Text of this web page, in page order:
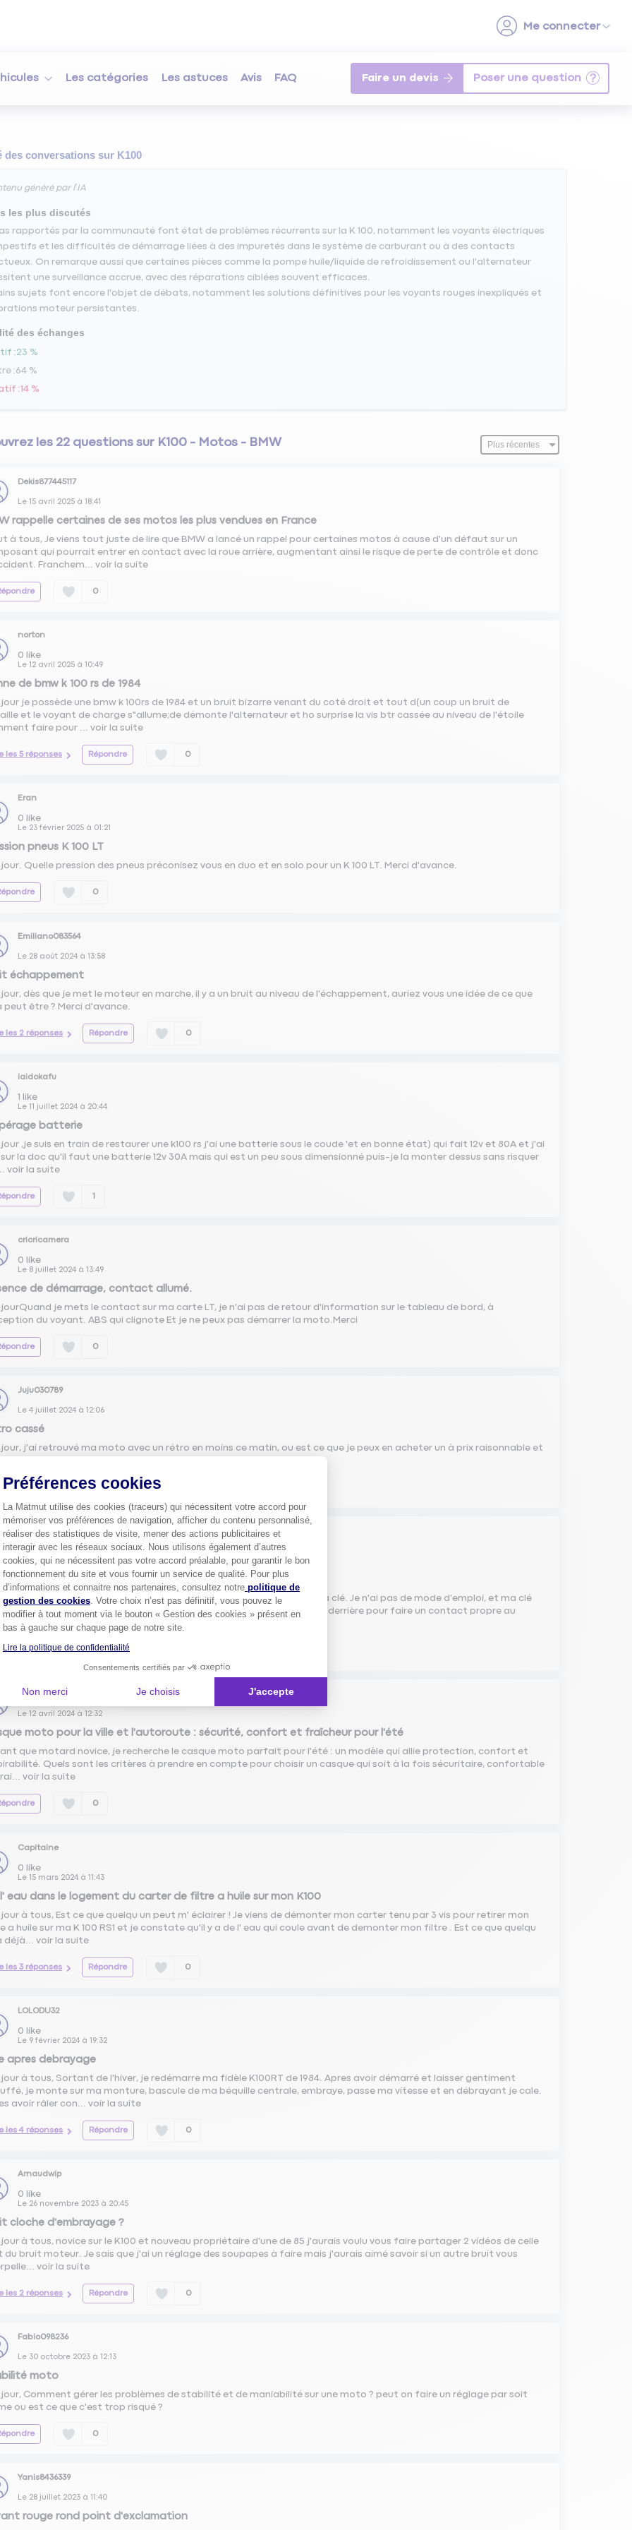
Les catégories Les astuces Avis FAQ Faire un devis
des conversations sur K100
généré par l’IA
les plus discutés
rapportés par la communauté font état de problèmes récurrents sur la K 100, notamment les voyants électriques
et les difficultés de démarrage liées à des impuretés dans le système de carburant ou à des contacts
On remarque aussi que certaines pièces comme la pompe huile/liquide de refroidissement ou l'alternateur
une surveillance accrue, avec des réparations ciblées souvent efficaces.
sujets font encore l'objet de débats, notamment les solutions définitives pour les voyants rouges inexpliqués et
moteur persistantes.
des échanges
23 %
64 %
14 %
les 22 questions sur K100 - Motos - BMW
Dekis877445117
Le15 avril 2025 à18:41
rappelle certaines de ses motos les plus vendues en France
à tous, Je viens tout juste de lire que BMW a lancé un rappel pour certaines motos à cause d'un défaut sur un
qui pourrait entrer en contact avec la roue arrière, augmentant ainsi le risque de perte de contrôle et donc
Franchem...voir la suite
0
norton
0 like
Le12 avril 2025 à10:49
de bmw k 100 rs de 1984
je possède une bmw k 100rs de 1984 et un bruit bizarre venant du coté droit et tout d(un coup un bruit de
et le voyant de charge s"allume;de démonte l'alternateur et ho surprise la vis btr cassée au niveau de l'étoile
faire pour ...voir la suite
les 5 réponses Répondre 0
Eran
0 like
Le 23 février 2025 à 01:21
pneus K 100 LT
Quelle pression des pneus préconisez vous en duo et en solo pour un K 100 LT. Merci d'avance.
0
Emiliano083564
Le 28 août 2024 à13:58
échappement
dès que je met le moteur en marche, il y a un bruit au niveau de l'échappement, auriez vous une idée de ce que
peut être ? Merci d'avance.
les 2 réponses Répondre 0
iaidokafu
1 like
Le11 juillet 2024 à 20:44
batterie
,je suis en train de restaurer une k100 rs j'ai une batterie sous le coude 'et en bonne état) qui fait 12v et 80A et j'ai
sur la doc qu'il faut une batterie 12v 30A mais qui est un peu sous dimensionné puis-je la monter dessus sans risquer
voir la suite
1
cricricamera
0 like
Le 8 juillet 2024 à13:49
de démarrage, contact allumé.
je mets le contact sur ma carte LT, je n'ai pas de retour d'information sur le tableau de bord, à
du voyant. ABS qui clignote Et je ne peux pas démarrer la moto.Merci
0
Juju030789
Le4 juillet 2024 à12:06
cassé
j'ai retrouvé ma moto avec un rétro en moins ce matin, ou est ce que je peux en acheter un à prix raisonnable et
que c'est facile de le remplacer ? merci
les 3 réponses Répondre
Chabit
0like
Le24 mai 2024à20:24
à clé
Savez-vous quels sont les fils connectés à chaque positions de la clé. Je n'ai pas de mode d'emploi, et ma clé
ne tourne pas dans le contacteur. Donc je dois shunter les fils derrière pour faire un contact propre au
(c'est su...voir la suite
Répondre 0
LuDoWxwxw147
Le12 avril 2024 à12:32
moto pour la ville et l'autoroute : sécurité, confort et fraîcheur pour l'été
que motard novice, je recherche le casque moto parfait pour l'été : un modèle qui allie protection, confort et
Quels sont les critères à prendre en compte pour choisir un casque qui soit à la fois sécuritaire, confortable
voir la suite
0
Capitaine
0 like
Le15 mars 2024 à11:43
eau dans le logement du carter de filtre a huile sur mon K100
à tous, Est ce que quelqu un peut m' éclairer ! Je viens de démonter mon carter tenu par 3 vis pour retirer mon
a huile sur ma K 100 RS1 et je constate qu'il y a de l' eau qui coule avant de demonter mon filtre . Est ce que quelqu
déjà...voir la suite
les 3 réponses Répondre 0
LOLODU32
0 like
Le 9 février 2024 à19:32
apres debrayage
à tous, Sortant de l'hiver, je redémarre ma fidèle K100RT de 1984. Apres avoir démarré et laisser gentiment
je monte sur ma monture, bascule de ma béquille centrale, embraye, passe ma vitesse et en débrayant je cale.
avoir râler con...voir la suite
les 4 réponses Répondre 0
Arnaudwip
0 like
Le 26 novembre 2023 à 20:45
cloche d'embrayage ?
à tous, novice sur le K100 et nouveau propriétaire d'une de 85 j'aurais voulu vous faire partager 2 vidéos de celle
du bruit moteur. Je sais que j'ai un réglage des soupapes à faire mais j'aurais aimé savoir si un autre bruit vous
voir la suite
les 2 réponses Répondre 0
Fabio098236
Le 30 octobre 2023 à12:13
moto
Comment gérer les problèmes de stabilité et de maniabilité sur une moto ? peut on faire un réglage par soit
ou est ce que c'est trop risqué ?
0
Yanis8436339
Le 28 juillet 2023 à11:40
rouge rond point d'exclamation
Préférences cookies
La Matmut utilise des cookies (traceurs) qui nécessitent votre accord pour
mémoriser vos préférences de navigation, afficher du contenu personnalisé,
réaliser des statistiques de visite, mener des actions publicitaires et
interagir avec les réseaux sociaux. Nous utilisons également d’autres
cookies, qui ne nécessitent pas votre accord préalable, pour garantir le bon
fonctionnement du site et vous fournir un service de qualité. Pour plus
d’informations et connaitre nos partenaires, consultez notre politique de
gestion des cookies. Votre choix n’est pas définitif, vous pouvez le
modifier à tout moment via le bouton « Gestion des cookies » présent en
bas à gauche sur chaque page de notre site.
Lire la politique de confidentialité
Consentements certifiés par
Non merci Je choisis J'accepte
Axeptio consent